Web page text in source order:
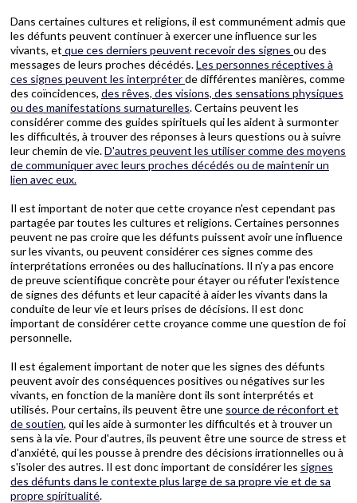
Dans certaines cultures et religions, il est communément admis que
les défunts peuvent continuer à exercer une influence sur les
vivants, et que ces derniers peuvent recevoir des signes ou des
messages de leurs proches décédés.Les personnes réceptives à
ces signes peuvent les interpréterde différentes manières, comme
des coïncidences, des rêves, des visions, des sensations physiques
ou des manifestations surnaturelles. Certains peuvent les
considérer comme des guides spirituels qui les aident à surmonter
les difficultés, à trouver des réponses à leurs questions ou à suivre
leur chemin de vie.D'autres peuvent les utiliser comme des moyens
de communiquer avec leurs proches décédés ou de maintenir un
lien avec eux.
Il est important de noter que cette croyance n'est cependant pas
partagée par toutes les cultures et religions. Certaines personnes
peuvent ne pas croire que les défunts puissent avoir une influence
sur les vivants, ou peuvent considérer ces signes comme des
interprétations erronées ou des hallucinations. Il n'y a pas encore
de preuve scientifique concrète pour étayer ou réfuter l'existence
de signes des défunts et leur capacité à aider les vivants dans la
conduite de leur vie et leurs prises de décisions. Il est donc
important de considérer cette croyance comme une question de foi
personnelle.
Il est également important de noter que les signes des défunts
peuvent avoir des conséquences positives ou négatives sur les
vivants, en fonction de la manière dont ils sont interprétés et
utilisés. Pour certains, ils peuvent être une source de réconfort et
de soutien, qui les aide à surmonter les difficultés et à trouver un
sens à la vie. Pour d'autres, ils peuvent être une source de stress et
d'anxiété, qui les pousse à prendre des décisions irrationnelles ou à
s'isoler des autres. Il est donc important de considérer les signes
des défunts dans le contexte plus large de sa propre vie et de sa
propre spiritualité.